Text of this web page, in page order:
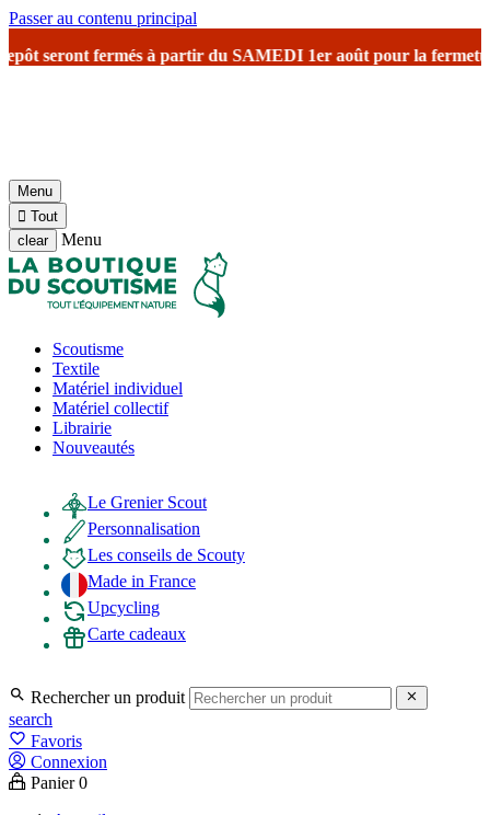
Passer au contenu principal
seront fermés à partir du SAMEDI 1er aoûtpour la fermeture
Menu
 Tout
clear
Menu
Scoutisme
Textile
Matériel individuel
Matériel collectif
Librairie
Nouveautés
Le Grenier Scout
Personnalisation
Les conseils de Scouty
Made in France
Upcycling
Carte cadeaux
 Rechercher un produit 
search
favorite_border Favoris
Connexion
Panier 0